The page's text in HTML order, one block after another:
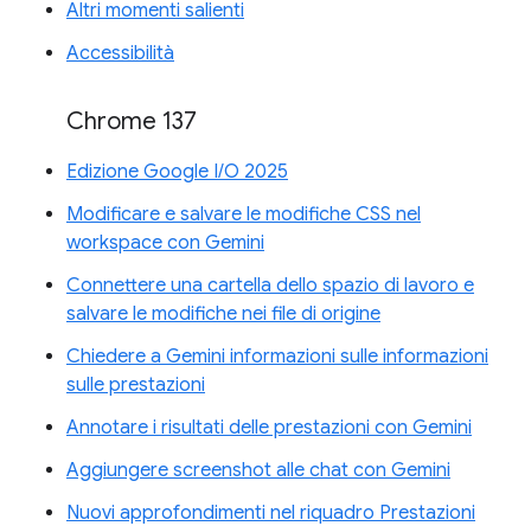
Altri momenti salienti
Accessibilità
Chrome 137
Edizione Google I/O 2025
Modificare e salvare le modifiche CSS nel
workspace con Gemini
Connettere una cartella dello spazio di lavoro e
salvare le modifiche nei file di origine
Chiedere a Gemini informazioni sulle informazioni
sulle prestazioni
Annotare i risultati delle prestazioni con Gemini
Aggiungere screenshot alle chat con Gemini
Nuovi approfondimenti nel riquadro Prestazioni